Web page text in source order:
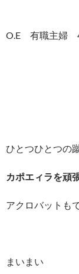
O.E 有職主婦
ひとつひとつの
カポエィラを頑
アクロバットも
まいまい